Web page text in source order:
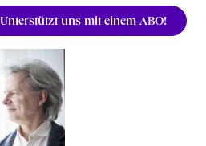
Unterstützt uns mit einem ABO!